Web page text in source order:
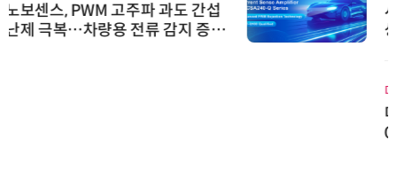
시놀로지, SK네트웍스서비스와 영
상 보안 카메라 국내 독점 판매 파